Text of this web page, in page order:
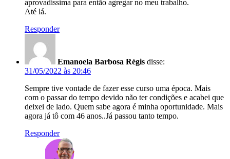
aprovadíssima para então agregar no meu trabalho.
Até lá.
Responder
Emanoela Barbosa Régis disse:
31/05/2022 às 20:46
Sempre tive vontade de fazer esse curso uma época. Mais
com o passar do tempo devido não ter condições e acabei que
deixei de lado. Quem sabe agora é minha oportunidade. Mais
agora já tô com 46 anos..Já passou tanto tempo.
Responder